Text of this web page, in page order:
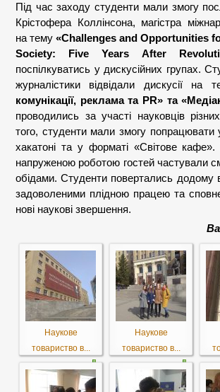
Під час заходу студенти мали змогу
Крістофера Коллінсона, магістра
на тему «Challenges and Opportunities
Society: Five Years After
поспілкуватись у дискусійних групах.
журналістики відвідали дискусії на
комунікації, реклама та PR» та
проводились за участі науковців
того, студенти мали змогу попрацювати
хакатоні та у форматі «Світове
напруженою роботою гостей частували
обідами. Студенти повертались додому
задоволеними плідною працею та
нові наукові звершення.
Наукове
товариство в...
Наукове
товариство в...